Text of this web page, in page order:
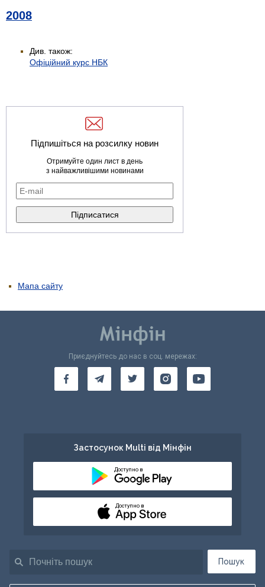
2008
Див. також:
Офіційний курс НБК
Підпишіться на розсилку новин
Отримуйте один лист в день
з найважливішими новинами
Мапа сайту
Пошук
Приєднуйтесь до нас в соц. мережах:
Застосунок Multi від Мінфін
Доступно в
Доступно в